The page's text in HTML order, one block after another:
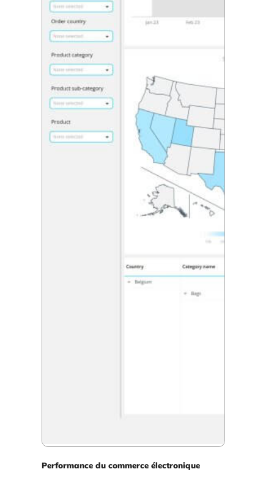
Performance du commerce électronique